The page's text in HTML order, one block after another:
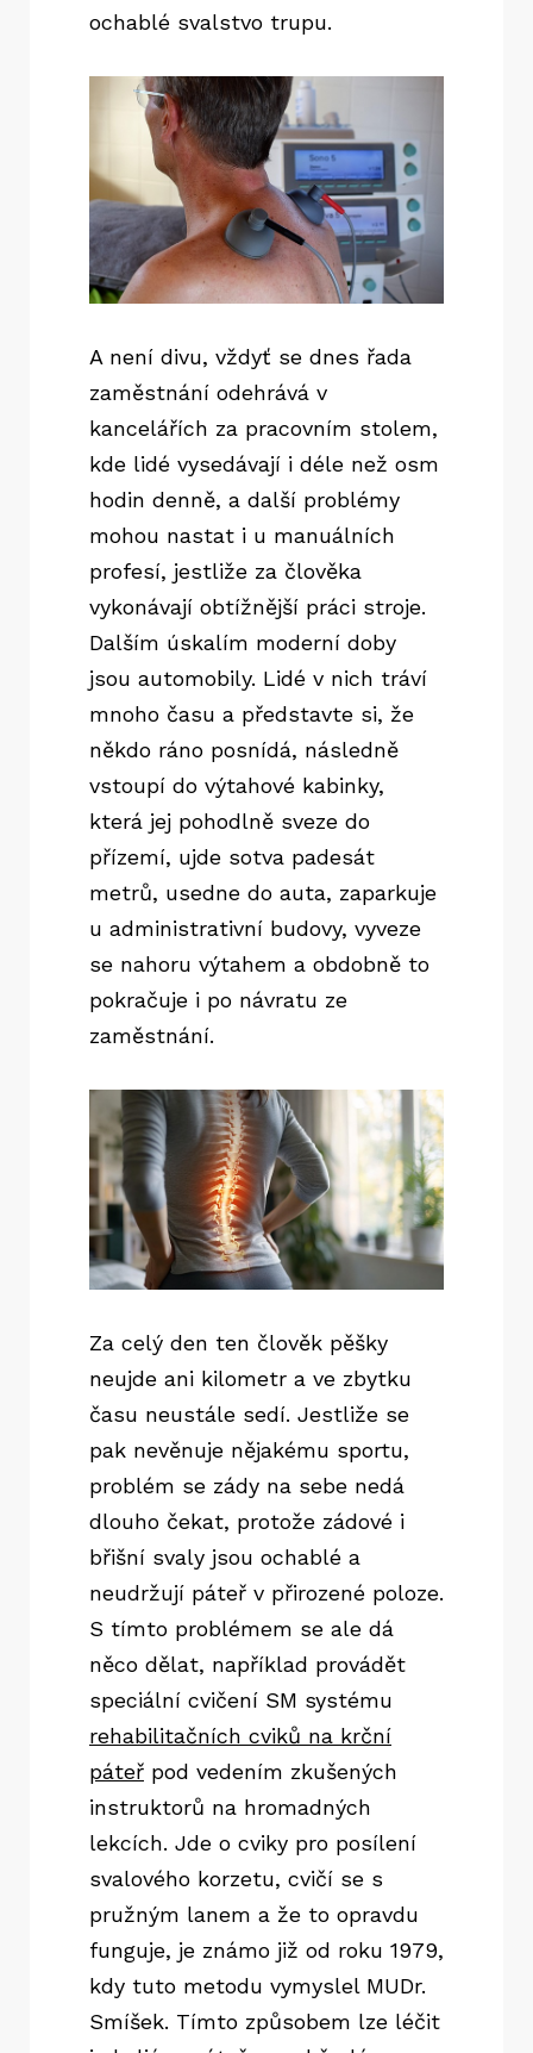
ochablé svalstvo trupu.
A není divu, vždyť se dnes řada
zaměstnání odehrává v
kancelářích za pracovním stolem,
kde lidé vysedávají i déle než osm
hodin denně, a další problémy
mohou nastat i u manuálních
profesí, jestliže za člověka
vykonávají obtížnější práci stroje.
Dalším úskalím moderní doby
jsou automobily. Lidé v nich tráví
mnoho času a představte si, že
někdo ráno posnídá, následně
vstoupí do výtahové kabinky,
která jej pohodlně sveze do
přízemí, ujde sotva padesát
metrů, usedne do auta, zaparkuje
u administrativní budovy, vyveze
se nahoru výtahem a obdobně to
pokračuje i po návratu ze
zaměstnání.
Za celý den ten člověk pěšky
neujde ani kilometr a ve zbytku
času neustále sedí. Jestliže se
pak nevěnuje nějakému sportu,
problém se zády na sebe nedá
dlouho čekat, protože zádové i
břišní svaly jsou ochablé a
neudržují páteř v přirozené poloze.
S tímto problémem se ale dá
něco dělat, například provádět
speciální cvičení SM systému
rehabilitačních cviků na krční
páteř pod vedením zkušených
instruktorů na hromadných
lekcích. Jde o cviky pro posílení
svalového korzetu, cvičí se s
pružným lanem a že to opravdu
funguje, je známo již od roku 1979,
kdy tuto metodu vymyslel MUDr.
Smíšek. Tímto způsobem lze léčit